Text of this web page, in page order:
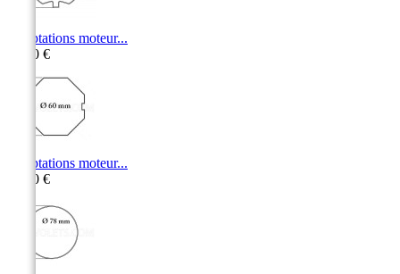
Adaptations moteur...
11,10 €
Adaptations moteur...
10,60 €